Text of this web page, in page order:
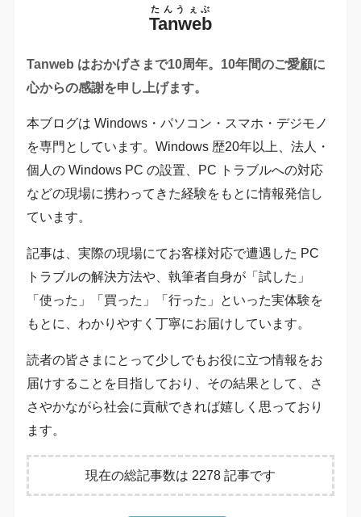
Tanweb
たんうぇぶ
Tanweb はおかげさまで10周年。10年間のご愛顧に
心からの感謝を申し上げます。
本ブログは Windows・パソコン・スマホ・デジモノ
を専門としています。Windows 歴20年以上、法人・
個人の Windows PC の設置、PC トラブルへの対応
などの現場に携わってきた経験をもとに情報発信し
ています。
記事は、実際の現場にてお客様対応で遭遇した PC
トラブルの解決方法や、執筆者自身が「試した」
「使った」「買った」「行った」といった実体験を
もとに、わかりやすく丁寧にお届けしています。
読者の皆さまにとって少しでもお役に立つ情報をお
届けすることを目指しており、その結果として、さ
さやかながら社会に貢献できれば嬉しく思っており
ます。
現在の総記事数は 2278 記事です